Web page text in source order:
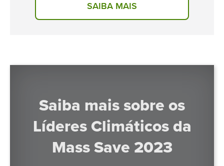
SAIBA MAIS
Saiba mais sobre os
Líderes Climáticos da
Mass Save 2023